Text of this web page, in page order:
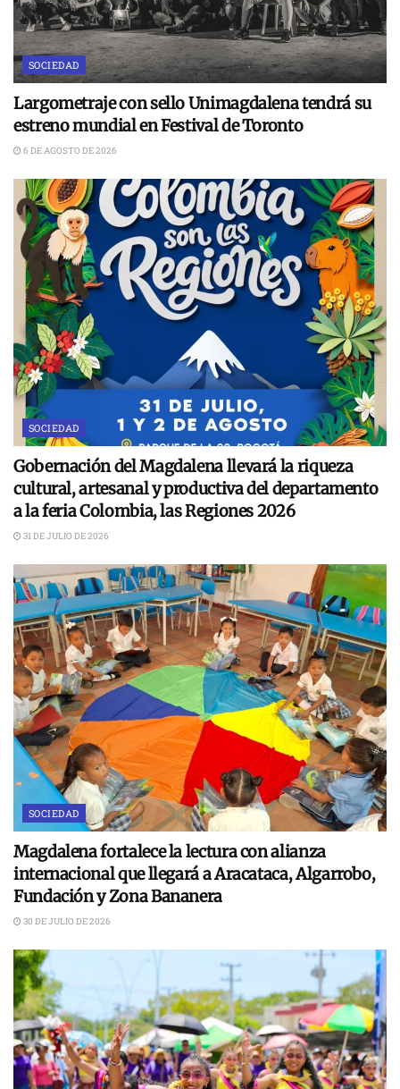
SOCIEDAD
Largometraje con sello Unimagdalena tendrá su
estreno mundial en Festival de Toronto
6 DE AGOSTO DE 2026
SOCIEDAD
Gobernación del Magdalena llevará la riqueza
cultural, artesanal y productiva del departamento
a la feria Colombia, las Regiones 2026
31 DE JULIO DE 2026
SOCIEDAD
Magdalena fortalece la lectura con alianza
internacional que llegará a Aracataca, Algarrobo,
Fundación y Zona Bananera
30 DE JULIO DE 2026